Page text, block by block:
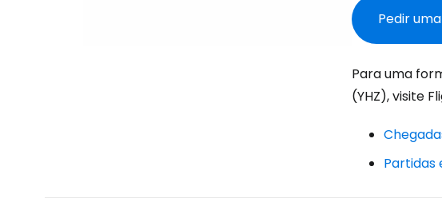
Pedir
Para uma
(YHZ), visite
Partidas